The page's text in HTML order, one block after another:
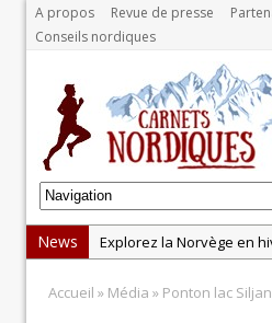
A propos Revue de presse
Conseils nordiques
News
Explorez la Norvège en
Test: balance Tanita BC-
Accueil » Média » Ponton lac